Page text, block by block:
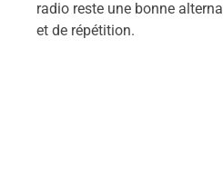
radio reste une bonne
et de répétition.